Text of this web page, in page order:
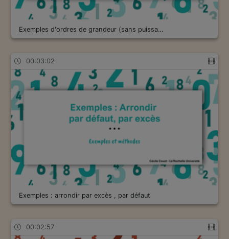
Exemples d'ordres de grandeur (sans puissa…
00:03:02
Exemples : arrondir par excès , par défaut
00:02:57